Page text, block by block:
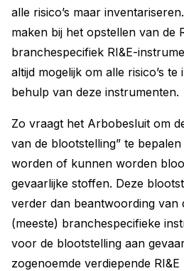
alle risico’s maar
maken bij het opstellen van de
branchespecifiek RI&E-
altijd mogelijk om alle risico’s
behulp van deze instrumenten.
Zo vraagt het Arbobesluit om
van de blootstelling” te
worden of kunnen worden
gevaarlijke stoffen. Deze
verder dan beantwoording van
(meeste) branchespecifieke
voor de blootstelling aan
zogenoemde verdiepende